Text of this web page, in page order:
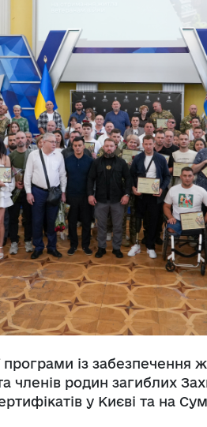
із забезпечення
членів родин загиблих
у Києві та на